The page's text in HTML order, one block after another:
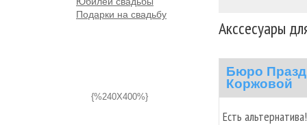
Подарки на свадьбу
{%240X400%}
Акссесуары
Бюро
Коржовой
Есть